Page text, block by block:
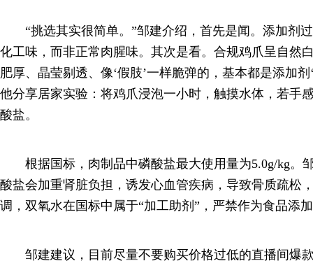
“挑选其实很简单。”邹建介绍，首先是闻。添加剂
化工味，而非正常肉腥味。其次是看。合规鸡爪呈自然
肥厚、晶莹剔透、像‘假肢’一样脆弹的，基本都是添加
他分享居家实验：将鸡爪浸泡一小时，触摸水体，若手
酸盐。
根据国标，肉制品中磷酸盐最大使用量为5.0g/kg。
酸盐会加重肾脏负担，诱发心血管疾病，导致骨质疏松
调，双氧水在国标中属于“加工助剂”，严禁作为食品添
邹建建议，目前尽量不要购买价格过低的直播间爆